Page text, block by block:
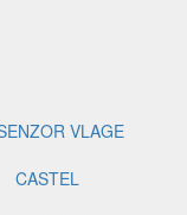
VLAGE
CASTEL